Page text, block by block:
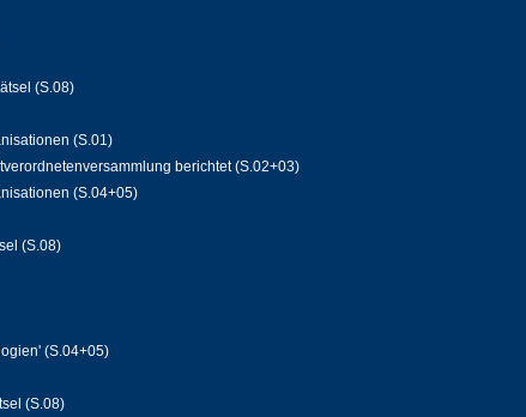
(S.08)
(S.01)
berichtet (S.02+03)
(S.04+05)
(S.08)
(S.04+05)
(S.08)